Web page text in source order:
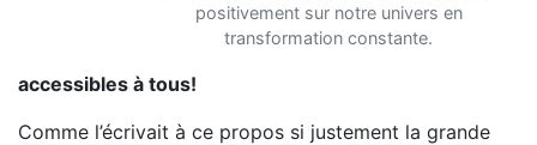
positivement sur notre univers en
transformation constante.
accessibles à tous!
Comme l’écrivait à ce propos si justement la grande